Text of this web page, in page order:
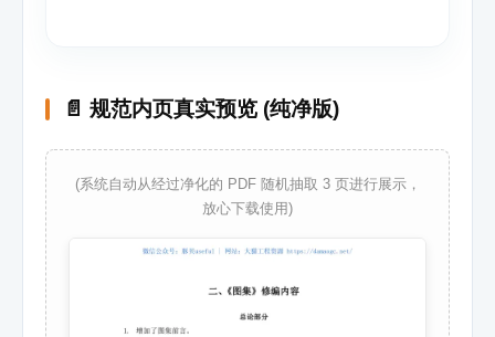
📄 规范内页真实预览 (纯净版)
(系统自动从经过净化的 PDF 随机抽取 3 页进行展示，
放心下载使用)